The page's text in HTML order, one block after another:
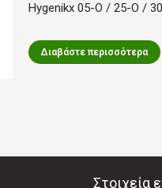
Hygenikx 05-O / 25-O /
Διαβάστε περισσότερα
Στοιχεία